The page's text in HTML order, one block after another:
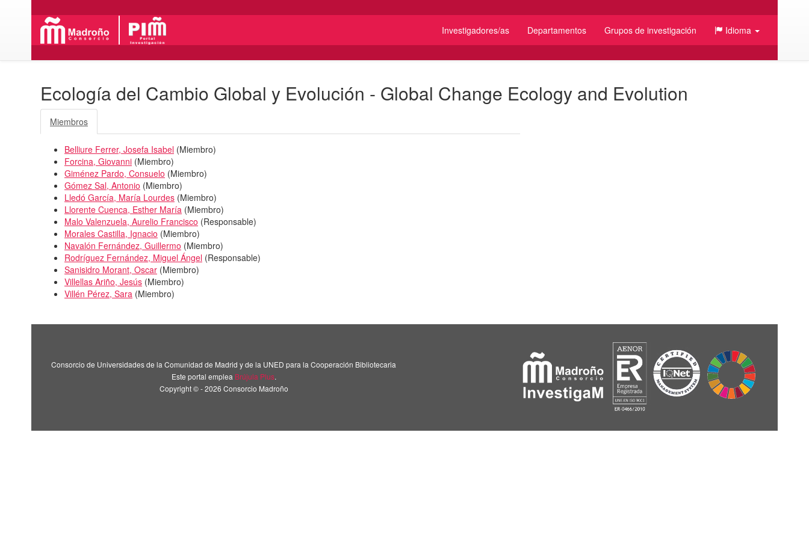
Investigadores/as Departamentos Grupos de investigación Idioma
Ecología del Cambio Global y Evolución - Global Change Ecology and Evolution
Miembros
Belliure Ferrer, Josefa Isabel (Miembro)
Forcina, Giovanni (Miembro)
Giménez Pardo, Consuelo (Miembro)
Gómez Sal, Antonio (Miembro)
Lledó García, María Lourdes (Miembro)
Llorente Cuenca, Esther María (Miembro)
Malo Valenzuela, Aurelio Francisco (Responsable)
Morales Castilla, Ignacio (Miembro)
Navalón Fernández, Guillermo (Miembro)
Rodríguez Fernández, Miguel Ángel (Responsable)
Sanisidro Morant, Oscar (Miembro)
Villellas Ariño, Jesús (Miembro)
Villén Pérez, Sara (Miembro)
Consorcio de Universidades de la Comunidad de Madrid y de la UNED para la Cooperación Bibliotecaria
Este portal emplea Brújula Plus.
Copyright © - 2026 Consorcio Madroño